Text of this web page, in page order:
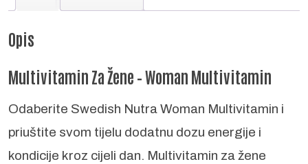
Opis
Multivitamin Za Žene – Woman Multivitamin
Odaberite Swedish Nutra Woman Multivitamin i
priuštite svom tijelu dodatnu dozu energije i
kondicije kroz cijeli dan. Multivitamin za žene